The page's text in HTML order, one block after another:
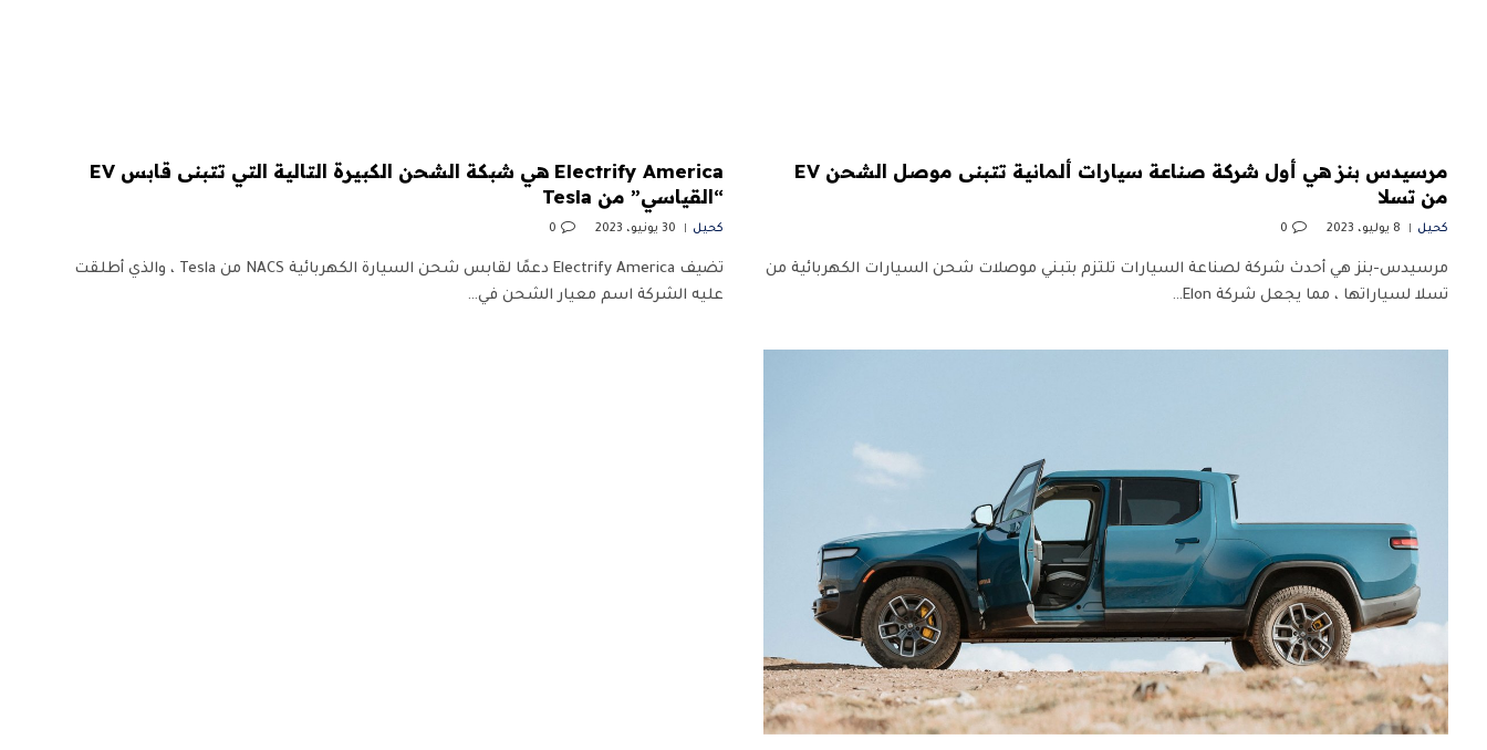
مرسيدس بنز هي أول شركة صناعة سيارات ألمانية تتبنى موصل الشحن EV
من تسلا
كحيل 8 يوليو، 2023 0
مرسيدس-بنز هي أحدث شركة لصناعة السيارات تلتزم بتبني موصلات شحن السيارات الكهربائية من
تسلا لسياراتها ، مما يجعل شركة Elon…
Electrify America هي شبكة الشحن الكبيرة التالية التي تتبنى قابس EV
“القياسي” من Tesla
كحيل 30 يونيو، 2023 0
تضيف Electrify America دعمًا لقابس شحن السيارة الكهربائية NACS من Tesla ، والذي أطلقت
عليه الشركة اسم معيار الشحن في…